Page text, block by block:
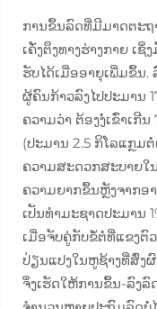
ການຂຶ້ນລົດທີ່ມີມາດຕະຖ
ເຄັ່ງຕຶງທາງຮ່າງກາຍ ເ
ຮັບໄດ້ເມື່ອອາຍຸເພີ່ມຂຶ້ນ
ຜູ້ຄົນກ້າວລົງໄປປະມານ
ຄວາມວ່າ ຕ້ອງງໍ່ເຂົ່າເກີ
(ປະມານ 2.5 ກິໂລແກຼມ
ຄວາມສະດວກສະບາຍໃ
ຄວາມຍາກຂຶ້ນຫຼັງຈາກອ
ເປັນທຳມະຊາດປະມານ
ເມື່ອຈັບຄູ່ກັບຂໍ້ຕໍ່ທີ່ແຂງຕົ
ປ່ຽນແປງໃນຫູຊ້າງທີ່ສົ່ງ
ຈຶ່ງເຮັດໃຫ້ການຂຶ້ນ-ລົງລົ